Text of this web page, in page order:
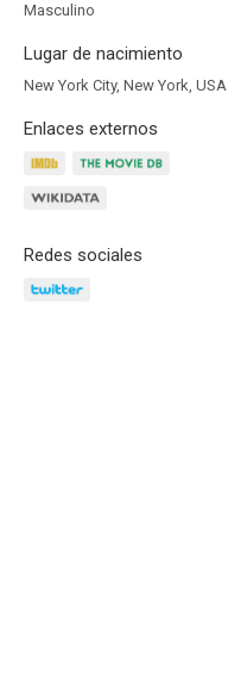
Masculino
Lugar de nacimiento
New York City, New York, USA
Enlaces externos
Redes sociales